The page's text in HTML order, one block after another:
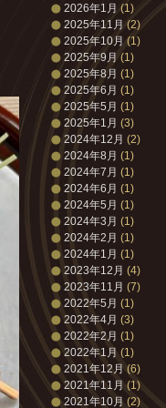
2026年1月(1)
2025年11月 (2)
2025年10月 (1)
2025年9月 (1)
2025年8月 (1)
2025年6月 (1)
2025年5月 (1)
2025年1月 (3)
2024年12月 (2)
2024年8月 (1)
2024年7月 (1)
2024年6月 (1)
2024年5月 (1)
2024年3月 (1)
2024年2月 (1)
2024年1月 (1)
2023年12月 (4)
2023年11月 (7)
2022年5月 (1)
2022年4月 (3)
2022年2月 (1)
2022年1月 (1)
2021年12月 (6)
2021年11月 (1)
2021年10月 (2)